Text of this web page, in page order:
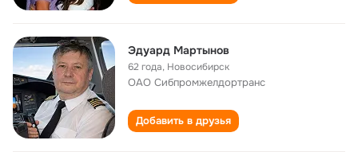
Эдуард Мартынов
62 года, Новосибирск
ОАО Сибпромжелдортранс
Добавить в друзья